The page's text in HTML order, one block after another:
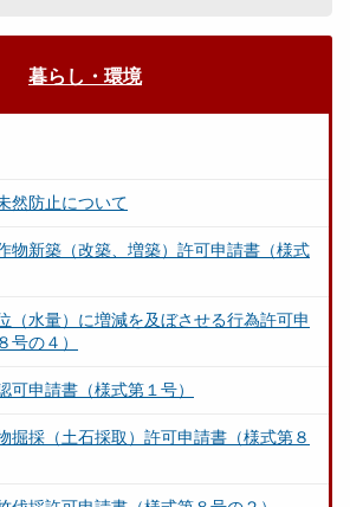
暮らし・環境
然防止について
物新築（改築、増築）許可申請書（様式
（水量）に増減を及ぼさせる行為許可申
号の４）
可申請書（様式第１号）
掘採（土石採取）許可申請書（様式第８